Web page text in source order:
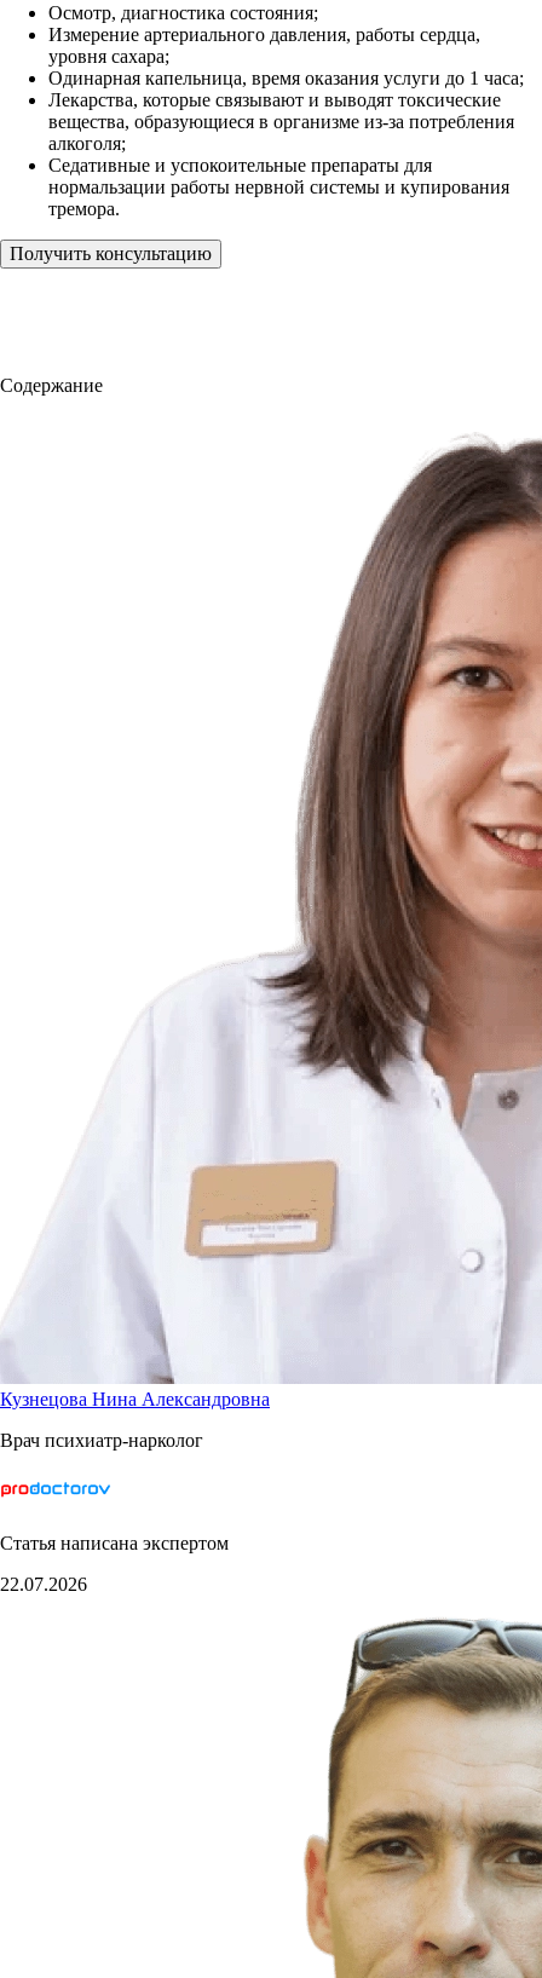
Осмотр, диагностика состояния;
Измерение артериального давления, работы сердца,
уровня сахара;
Одинарная капельница, время оказания услуги до 1 часа;
Лекарства, которые связывают и выводят токсические
вещества, образующиеся в организме из-за потребления
алкоголя;
Седативные и успокоительные препараты для
нормальзации работы нервной системы и купирования
тремора.
Получить консультацию
Содержание
Кузнецова Нина Александровна
Врач психиатр-нарколог
Статья написана экспертом
22.07.2026